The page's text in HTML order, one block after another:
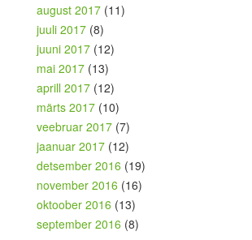
august 2017 (11)
juuli 2017 (8)
juuni 2017 (12)
mai 2017 (13)
aprill 2017 (12)
märts 2017 (10)
veebruar 2017 (7)
jaanuar 2017 (12)
detsember 2016 (19)
november 2016 (16)
oktoober 2016 (13)
september 2016 (8)